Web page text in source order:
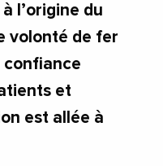
l’origine du
volonté de fer
confiance
et
est allée à